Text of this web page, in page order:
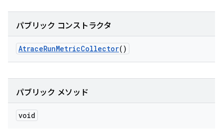
パブリック コンストラクタ
AtraceRunMetricCollector()
パブリック メソッド
void